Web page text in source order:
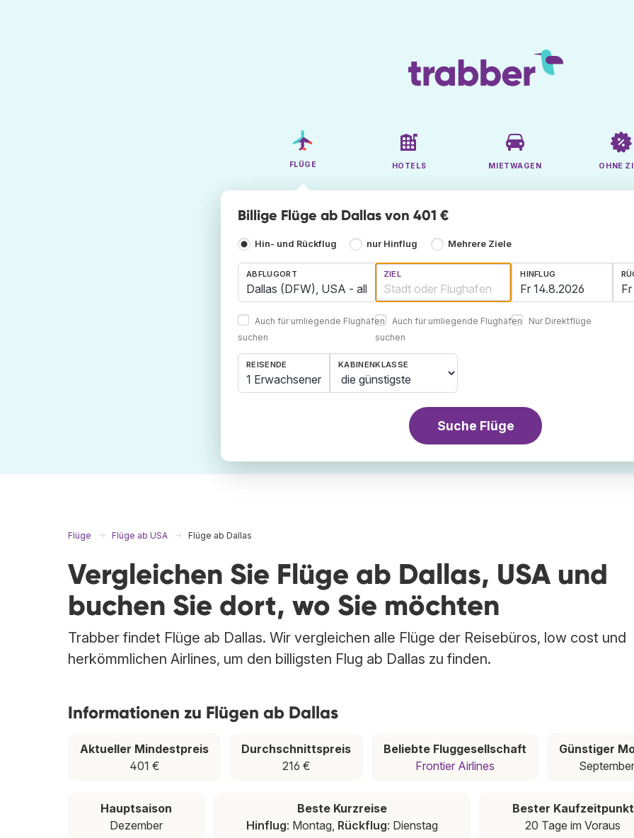
FLÜGE HOTELS MIETWAGEN OHNE
Billige Flüge ab Dallas von 401 €
Hin- und Rückflug nur Hinflug Mehrere Ziele
ABFLUGORT
Auch für umliegende Flughäfen
suchen
ZIEL
Auch für umliegende Flughäfen
suchen
HINFLUG
Nur Direktflüge
REISENDE
1 Erwachsener
KABINENKLASSE
Suche Flüge
Flüge Flüge ab USA Flüge ab Dallas
Vergleichen Sie Flüge ab Dallas, USA und
buchen Sie dort, wo Sie möchten
Trabber findet Flüge ab Dallas. Wir vergleichen alle Flüge der Reisebüros, low cost und
herkömmlichen Airlines, um den billigsten Flug ab Dallas zu finden.
Informationen zu Flügen ab Dallas
Aktueller Mindestpreis
401 €
Durchschnittspreis
216 €
Beliebte Fluggesellschaft
Frontier Airlines
Günstiger
September
Hauptsaison
Dezember
Beste Kurzreise
Hinflug: Montag, Rückflug: Dienstag
Bester Kaufzeitpunkt
20 Tage im Voraus